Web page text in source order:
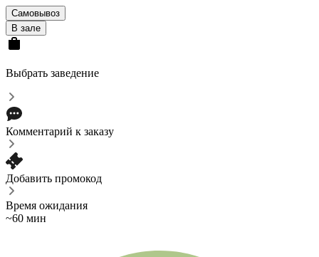
Самовывоз
В зале
Выбрать заведение
Комментарий к заказу
Добавить промокод
Время ожидания
~60 мин